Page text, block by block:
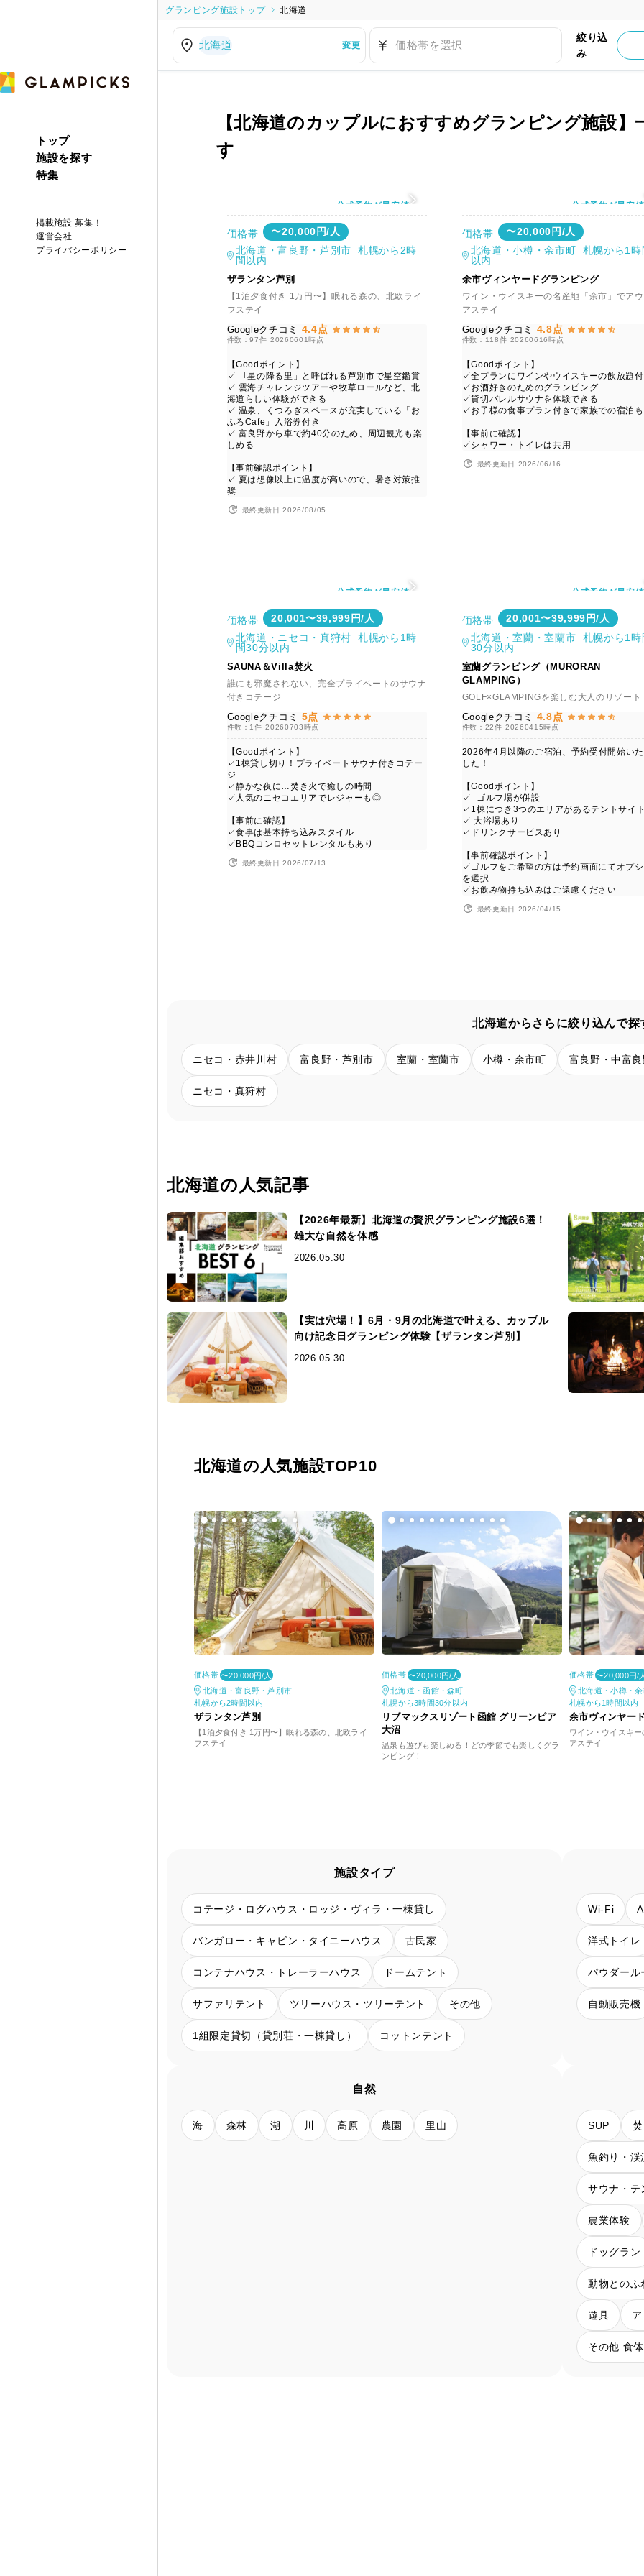
トップ
施設を探す
特集
掲載施設 募集！
運営会社
プライバシーポリシー
グランピング施設トップ 北海道
北海道 変更 価格帯を選択
絞り込
み
【北海道のカップルにおすすめグランピング施設】
す
公式予約が最安値
価格帯
〜20,000円/人
北海道・富良野・芦別市 札幌から2時
間以内
ザランタン芦別
【1泊夕食付き 1万円〜】眠れる森の、北欧ライ
フステイ
Googleクチコミ 4.4点
件数：97件 20260601時点
【Goodポイント】
✓ 「星の降る里」と呼ばれる芦別市で星空鑑賞
✓ 雲海チャレンジツアーや牧草ロールなど、北
海道らしい体験ができる
✓ 温泉、くつろぎスペースが充実している「お
ふろCafe」入浴券付き
✓ 富良野から車で約40分のため、周辺観光も楽
しめる
【事前確認ポイント】
✓ 夏は想像以上に温度が高いので、暑さ対策推
奨
最終更新日 2026/08/05
公式予約が最安値
価格帯
〜20,000円/人
北海道・小樽・余市町 札幌から1時
以内
余市ヴィンヤードグランピング
ワイン・ウイスキーの名産地「余市」でア
アステイ
Googleクチコミ 4.8点
件数：118件 20260616時点
【Goodポイント】
✓全プランにワインやウイスキーの飲放題付
✓お酒好きのためのグランピング
✓貸切バレルサウナを体験できる
✓お子様の食事プラン付きで家族での宿泊
【事前に確認】
✓シャワー・トイレは共用
最終更新日 2026/06/16
公式予約が最安値
価格帯
20,001〜39,999円/人
北海道・ニセコ・真狩村 札幌から1時
間30分以内
SAUNA＆Villa焚火
誰にも邪魔されない、完全プライベートのサウナ
付きコテージ
Googleクチコミ 5点
件数：1件 20260703時点
【Goodポイント】
✓1棟貸し切り！プライベートサウナ付きコテー
ジ
✓静かな夜に…焚き火で癒しの時間
✓人気のニセコエリアでレジャーも◎
【事前に確認】
✓食事は基本持ち込みスタイル
✓BBQコンロセットレンタルもあり
最終更新日 2026/07/13
公式予約が最安値
価格帯
20,001〜39,999円/人
北海道・室蘭・室蘭市 札幌から1時
30分以内
室蘭グランピング（MURORAN
GLAMPING）
GOLF×GLAMPINGを楽しむ大人のリゾート
Googleクチコミ 4.8点
件数：22件 20260415時点
2026年4月以降のご宿泊、予約受付開始いた
した！
【Goodポイント】
✓ ゴルフ場が併設
✓1棟につき3つのエリアがあるテントサイト
✓ 大浴場あり
✓ドリンクサービスあり
【事前確認ポイント】
✓ゴルフをご希望の方は予約画面にてオプ
を選択
✓お飲み物持ち込みはご遠慮ください
最終更新日 2026/04/15
北海道からさらに絞り込んで探
ニセコ・赤井川村 富良野・芦別市 室蘭・室蘭市 小樽・余市町 富良野・中富
ニセコ・真狩村
北海道の人気記事
【2026年最新】北海道の贅沢グランピング施設6選！
雄大な自然を体感
2026.05.30
【実は穴場！】6月・9月の北海道で叶える、カップル
向け記念日グランピング体験【ザランタン芦別】
2026.05.30
北海道の人気施設TOP10
価格帯 〜20,000円/人
北海道・富良野・芦別市
札幌から2時間以内
ザランタン芦別
【1泊夕食付き 1万円〜】眠れる森の、北欧ライ
フステイ
価格帯 〜20,000円/人
北海道・函館・森町
札幌から3時間30分以内
リブマックスリゾート函館 グリーンピア
大沼
温泉も遊びも楽しめる！どの季節でも楽しくグラ
ンピング！
価格帯 〜20,000円/人
北海道・小樽・
札幌から1時間以内
余市ヴィンヤー
ワイン・ウイスキ
アステイ
施設タイプ
コテージ・ログハウス・ロッジ・ヴィラ・一棟貸し
バンガロー・キャビン・タイニーハウス 古民家
コンテナハウス・トレーラーハウス ドームテント
サファリテント ツリーハウス・ツリーテント その他
1組限定貸切（貸別荘・一棟貸し） コットンテント
Wi-Fi
洋式トイレ
パウダール
自動販売機
自然
海 森林 湖 川 高原 農園 里山 SUP
魚釣り・渓
サウナ・テ
農業体験
ドッグラン
動物とのふ
遊具
その他 食